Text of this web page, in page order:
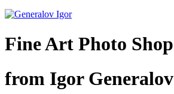
Fine Art Photo Shop
from Igor Generalov